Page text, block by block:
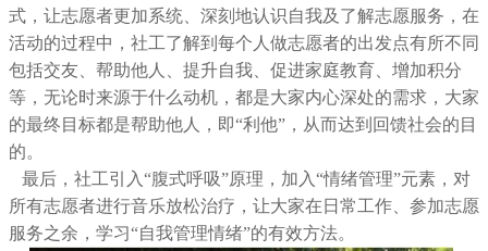
式，让志愿者更加系统、深刻地认识自我及了解志愿服务，在
活动的过程中，社工了解到每个人做志愿者的出发点有所不同
包括交友、帮助他人、提升自我、促进家庭教育、增加积分
等，无论时来源于什么动机，都是大家内心深处的需求，大家
的最终目标都是帮助他人，即“利他”，从而达到回馈社会的目
的。
最后，社工引入“腹式呼吸”原理，加入“情绪管理”元素，对
所有志愿者进行音乐放松治疗，让大家在日常工作、参加志愿
服务之余，学习“自我管理情绪”的有效方法。